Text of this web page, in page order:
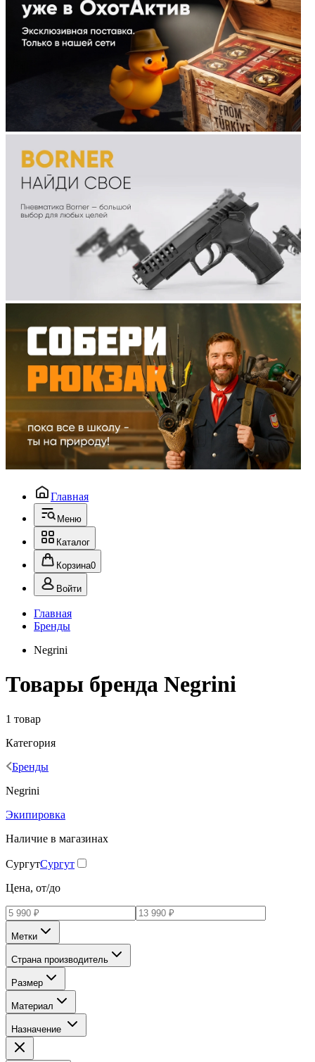
Главная
Меню
Каталог
Корзина0
Войти
Главная
Бренды
Negrini
Товары бренда Negrini
1 товар
Категория
Бренды
Negrini
Экипировка
Наличие в магазинах
СургутСургут
Цена, от/до
Метки
Страна производитель
Размер
Материал
Назначение